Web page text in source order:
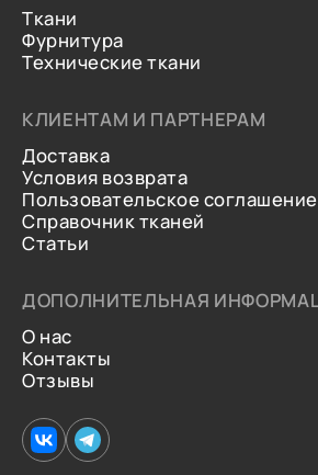
Ткани
Фурнитура
Технические ткани
КЛИЕНТАМ И ПАРТНЕРАМ
Доставка
Условия возврата
Пользовательское соглашение
Справочник тканей
Статьи
ДОПОЛНИТЕЛЬНАЯ
О нас
Контакты
Отзывы